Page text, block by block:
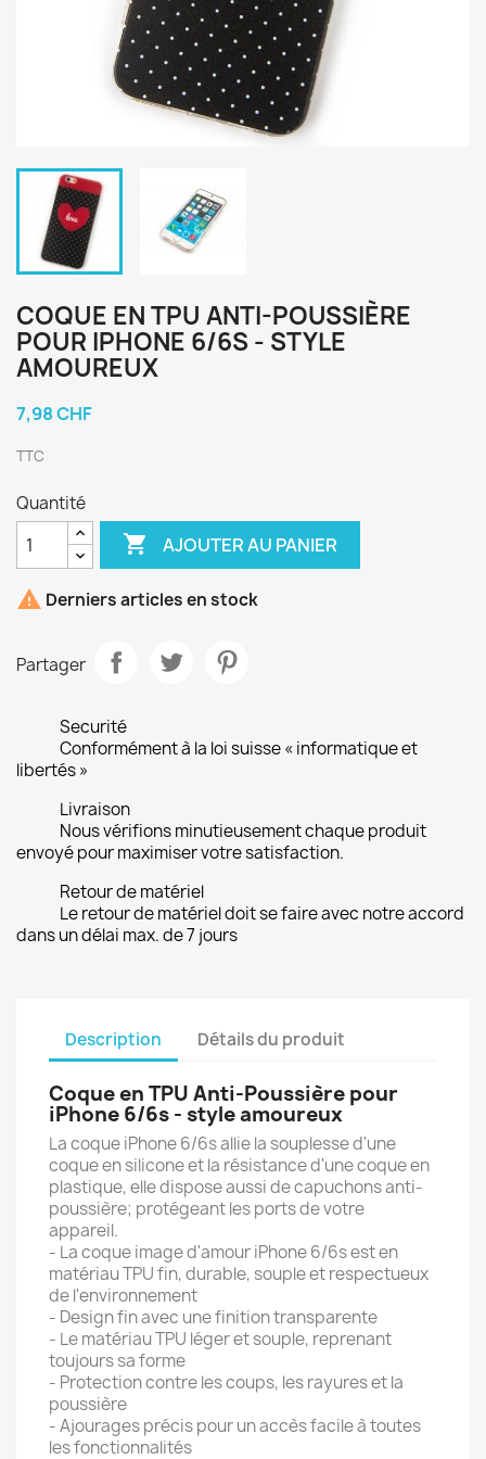
COQUE EN TPU ANTI-POUSSIÈRE
POUR IPHONE 6/6S - STYLE
AMOUREUX
7,98 CHF
TTC
Quantité
 AJOUTER AU PANIER
 Derniers articles en stock
Partager
Securité
Conformément à la loi suisse « informatique et
libertés »
Livraison
Nous vérifions minutieusement chaque produit
envoyé pour maximiser votre satisfaction.
Retour de matériel
Le retour de matériel doit se faire avec notre accord
dans un délai max. de 7 jours
Description Détails du produit
Coque en TPU Anti-Poussière pour
iPhone 6/6s - style amoureux
La coque iPhone 6/6s allie la souplesse d'une
coque en silicone et la résistance d'une coque en
plastique, elle dispose aussi de capuchons anti-
poussière; protégeant les ports de votre
appareil.
- La coque image d'amour iPhone 6/6s est en
matériau TPU fin, durable, souple et respectueux
de l'environnement
- Design fin avec une finition transparente
- Le matériau TPU léger et souple, reprenant
toujours sa forme
- Protection contre les coups, les rayures et la
poussière
- Ajourages précis pour un accès facile à toutes
les fonctionnalités